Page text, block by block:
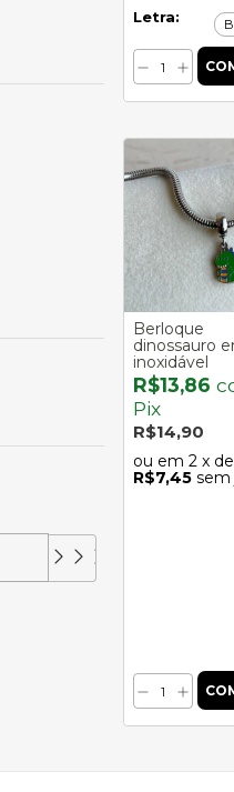
Letra:
Berloque
dinossauro
inoxidável
R$13,86
Pix
R$14,90
2 x de
R$7,45 sem